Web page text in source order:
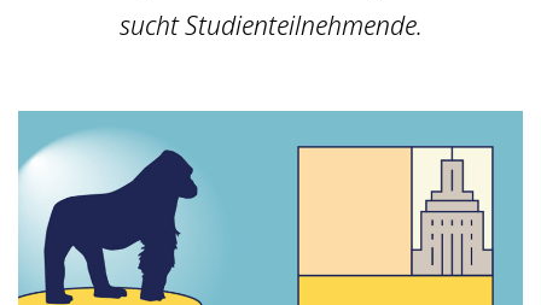
sucht Studienteilnehmende.